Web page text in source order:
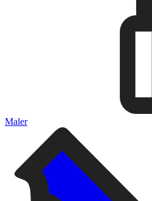
Maler